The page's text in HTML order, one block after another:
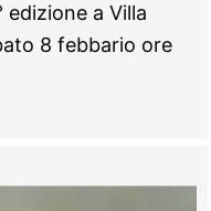
edizione a Villa
8 febbario ore